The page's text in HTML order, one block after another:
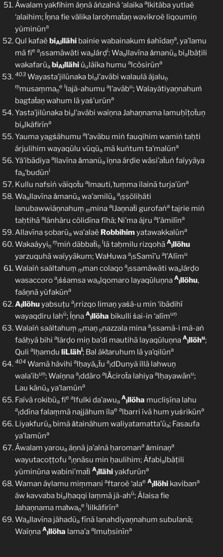
Áwalam yakfihim áṇnã áṅzalnā ‘alaika alkitäba yutlaë
‘alaihim; Íṇna fie välika laroḥmaẗaṇ wavikroë liqoumiṇ
yùminūna
Qul kafaë biAlllähi bainie wabainakum ṡahīdaṇa, ya’lamu
mā fie a
lssamäwäti waalárḍi: Waallavīna ǎmanūa bialbäṭili
wakafarūa biAlllähi úulãíka humu alcösirūna
403 Wayasta’jilūnaka bial’avābi walaulã ájaluṇ
ṃmusaṃmaṇ
e llajã-ahumu al’avābu; Walayàtiyaṇnahuṁ
bagtaẗaṇ wahum lā yaṡ’urūna
Yasta’jilūnaka bial’avābi waíṇna Jahaṇnama lamuḥīṭoẗuņ
bialkäfirīna
Yauma yagṡähumu al’avābu miṅ fauqihim wamiṅ taḥti
árjulihim wayaqūlu vūqūa mā kuṅtum ta’malūna
Yä’ibādiya allavīna ǎmanũa íṇna árḍie wäsi’aẗuṅ faíyyäya
faa‘budūni
Kullu nafsiṅ vãíqoẗu almauti, ṫuṃma ílainā turja’ūna
Waallavīna ǎmanūa wa’amilūa
a
lṣṣöliḥäti
lanubawwiáṇnahuṃ ṃmina alJaṇnaẗi gurofaṅa tajrie miṅ
taḥtihā alánhäru cölidīna fīhā; Ni’ma ájru al’ämilīna
Allavīna ṣobarūa wa’alaë Robbihimyatawakkalūna
Wakaáyyiṇ
ṃmiṅ dãbbaẗiṇ
llā taḥmilu rizqohā A
lllöhu
yarzuquhā waíyyākum; WaHuwa a
lsSamī’u al’Alīmu
Walaíṅ saáltahuṃ ṃman colaqo a
lssamäwäti waalárḍo
wasaccoro a
lṡṡamsa waalqomaro layaqūluṇna A
lllöhu,
faáṇnā yùfakūna
Alllöhuyabsuṭu a
lrrizqo limaṇ yaṡã-u min ‘ibādihï
wayaqdiru lahũ; Íṇna A
lllöha bikulli ṡai-in ‘alīmuṇ
Walaíṅ saáltahuṃ ṃmaṇ ṇnazzala mina a
lssamã-i mã-aṅ
faáḥyā bihi alárḍo miņ ba’di mautihā layaqūluṇna A
lllöhu;
Quli alḥamdu liLlähi; Bal ákṫaruhum lā ya’qilūna
404 Wamā hävihi alḥayäuẗu a
ldDunyã íllā lahwuṇ
wala’ibuṇ; Waíṇna a
lddāro alǍciroẗa lahiya alḥayawānu;
Lau kānūa ya’lamūna
Faívā rokibūa fie alfulki da’awua
A
lllöha mucliṣīna lahu
a
lddīna falaṃmā najjähum ílae albarri ívā hum yuṡrikūna
Liyakfurūa bimã ǎtainähum waliyatamatta’ūa; Fasaufa
ya’lamūna
Áwalam yaroua áṇnā ja’alnā ḥaromana ǎminaṇa
wayutacoṭṭofu a
lṇnāsu min ḥaulihim; Áfabialbäṭili
yùminūna wabini’maẗi A
lllähiyakfurūna
Waman áṿlamu miṃmani aftaroë ‘alae A
lllöhi kavibana
áw kavvaba bialḥaqqi laṃmā jã-ahũ; Álaisa fie
Jahaṇnama maṫwaṇ
e llilkäfirīna
Waallavīna jähadūa fīnā lanahdiyaṇnahum subulanā;
Waíṇna A
lllöha lama’a almuḥsinīna